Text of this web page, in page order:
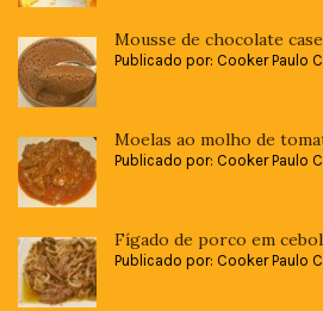
Mousse de chocolate
Publicado por: Cooker Paulo
Moelas ao molho de
Publicado por: Cooker Paulo
Fígado de porco em
Publicado por: Cooker Paulo